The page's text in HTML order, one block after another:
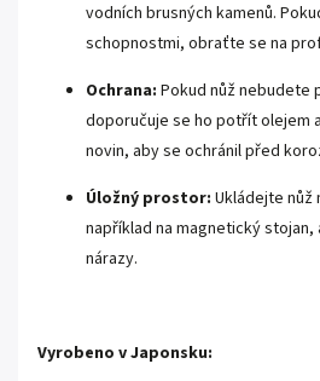
vodních brusných kamenů.
schopnostmi, obraťte se na
Ochrana: Pokud nůž nebudete
doporučuje se ho potřít olejem
novin, aby se ochránil před
Úložný prostor: Ukládejte nůž
například na magnetický
nárazy.
Vyrobeno v Japonsku: